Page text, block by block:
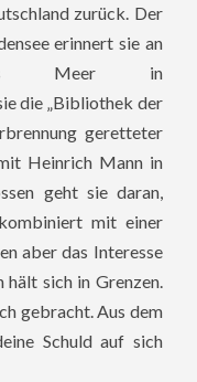
zurück. Der
erinnert sie an
Meer in
die „Bibliothek der
geretteter
Heinrich Mann in
geht sie daran,
mit einer
aber das Interesse
sich in Grenzen.
gebracht. Aus dem
Schuld auf sich